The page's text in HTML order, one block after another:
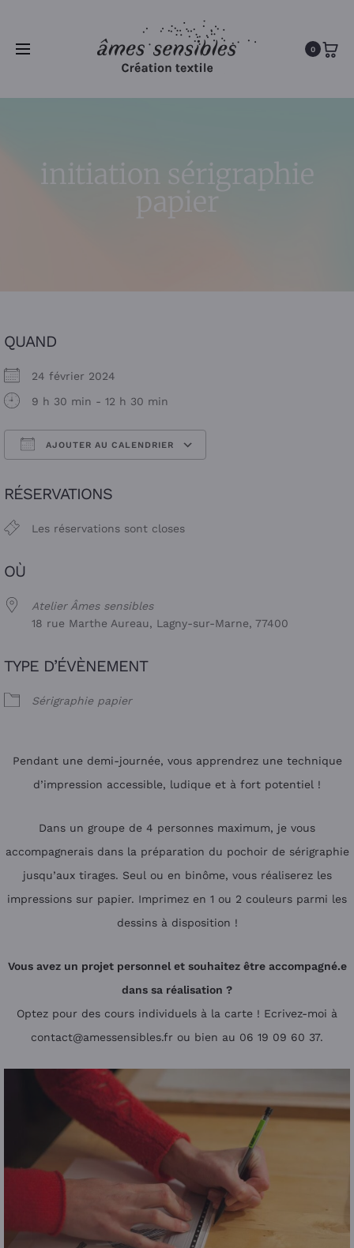
0
initiation sérigraphie
papier
QUAND
24 février 2024
9 h 30 min - 12 h 30 min
AJOUTER AU CALENDRIER
RÉSERVATIONS
Les réservations sont closes
OÙ
Atelier Âmes sensibles
18 rue Marthe Aureau, Lagny-sur-Marne, 77400
TYPE D’ÉVÈNEMENT
Sérigraphie papier
Pendant une demi-journée, vous apprendrez une technique
d’impression accessible, ludique et à fort potentiel !
Dans un groupe de 4 personnes maximum, je vous
accompagnerais dans la préparation du pochoir de sérigraphie
jusqu’aux tirages. Seul ou en binôme, vous réaliserez les
impressions sur papier. Imprimez en 1 ou 2 couleurs parmi les
dessins à disposition !
Vous avez un projet personnel et souhaitez être accompagné.e
dans sa réalisation ?
Optez pour des cours individuels à la carte ! Ecrivez-moi à
contact@amessensibles.fr ou bien au 06 19 09 60 37.